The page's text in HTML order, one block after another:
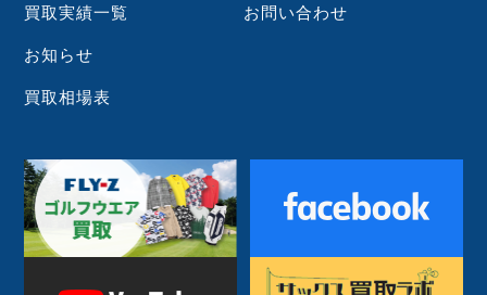
買取実績一覧
お知らせ
買取相場表
お問い合わせ